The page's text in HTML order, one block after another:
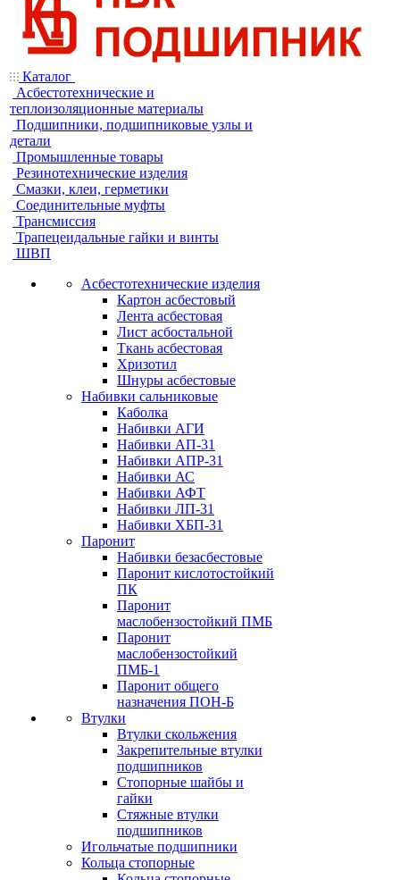
Каталог
Асбестотехнические и
теплоизоляционные материалы
Подшипники, подшипниковые узлы и
детали
Промышленные товары
Резинотехнические изделия
Смазки, клеи, герметики
Соединительные муфты
Трансмиссия
Трапецеидальные гайки и винты
ШВП
Асбестотехнические изделия
Картон асбестовый
Лента асбестовая
Лист асбостальной
Ткань асбестовая
Хризотил
Шнуры асбестовые
Набивки сальниковые
Каболка
Набивки АГИ
Набивки АП-31
Набивки АПР-31
Набивки АС
Набивки АФТ
Набивки ЛП-31
Набивки ХБП-31
Паронит
Набивки безасбестовые
Паронит кислотостойкий
ПК
Паронит
маслобензостойкий ПМБ
Паронит
маслобензостойкий
ПМБ-1
Паронит общего
назначения ПОН-Б
Втулки
Втулки скольжения
Закрепительные втулки
подшипников
Стопорные шайбы и
гайки
Стяжные втулки
подшипников
Игольчатые подшипники
Кольца стопорные